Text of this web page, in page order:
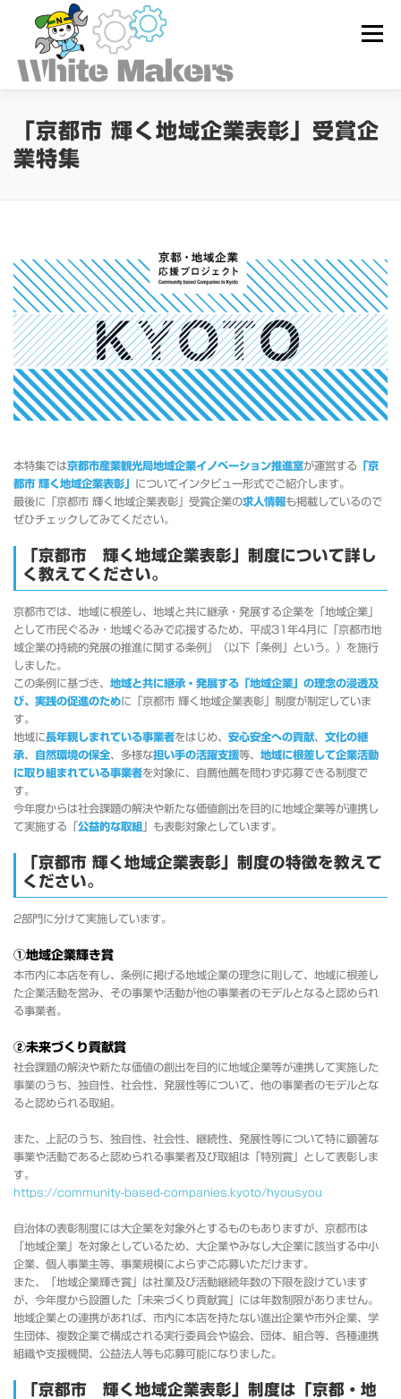
メニュー
ホワイトメーカーズとは
「京都市 輝く地域企業表彰」受賞企
業特集
本特集では京都市産業観光局地域企業イノベーション推進室が運営する 「京
都市 輝く地域企業表彰」 についてインタビュー形式でご紹介します。
最後に「京都市 輝く地域企業表彰」受賞企業の求人情報も掲載しているので
ぜひチェックしてみてください。
「京都市 輝く地域企業表彰」制度について詳し
く教えてください。
京都市では、地域に根差し、地域と共に継承・発展する企業を「地域企業」
として市民ぐるみ・地域ぐるみで応援するため、平成31年4月に「京都市地
域企業の持続的発展の推進に関する条例」（以下「条例」という。）を施行
しました。
この条例に基づき、 地域と共に継承・発展する「地域企業」の理念の浸透及
び、実践の促進のために「京都市 輝く地域企業表彰」制度が制定していま
す。
地域に長年親しまれている事業者をはじめ、 安心安全への貢献、 文化の継
承、 自然環境の保全、多様な担い手の活躍支援等、 地域に根差して企業活動
に取り組まれている事業者を対象に、自薦他薦を問わず応募できる制度で
す。
今年度からは社会課題の解決や新たな価値創出を目的に地域企業等が連携し
て実施する「公益的な取組 」も表彰対象としています。
「京都市 輝く地域企業表彰」制度の特徴を教えて
ください。
2部門に分けて実施しています。
①地域企業輝き賞
本市内に本店を有し、条例に掲げる地域企業の理念に則して、地域に根差し
た企業活動を営み、その事業や活動が他の事業者のモデルとなると認められ
る事業者。
②未来づくり貢献賞
社会課題の解決や新たな価値の創出を目的に地域企業等が連携して実施した
事業のうち、独自性、社会性、発展性等について、他の事業者のモデルとな
ると認められる取組。
また、上記のうち、独自性、社会性、継続性、発展性等について特に顕著な
事業や活動であると認められる事業者及び取組は「特別賞」として表彰しま
す。
https://community-based-companies.kyoto/hyousyou
自治体の表彰制度には大企業を対象外とするものもありますが、京都市は
「地域企業」を対象としているため、大企業やみなし大企業に該当する中小
企業、個人事業主等、事業規模によらずご応募いただけます。
また、「地域企業輝き賞」は社業及び活動継続年数の下限を設けています
が、今年度から設置した「未来づくり貢献賞」には年数制限がありません。
地域企業との連携があれば、市内に本店を持たない進出企業や市外企業、学
生団体、複数企業で構成される実行委員会や協会、団体、組合等、各種連携
組織や支援機関、公益法人等も応募可能になりました。
「京都市 輝く地域企業表彰」制度は「京都・地